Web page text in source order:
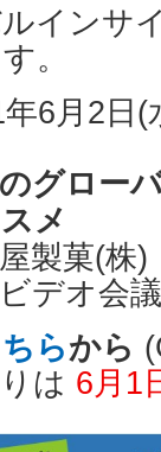
ルインサ
。
年6月
グロー
メ
製菓(株
デオ会
らから
は 6月1